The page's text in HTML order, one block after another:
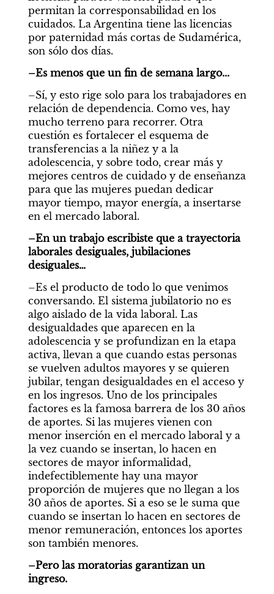
permitan la corresponsabilidad en los
cuidados. La Argentina tiene las licencias
por paternidad más cortas de Sudamérica,
son sólo dos días.
–Es menos que un fin de semana largo...
–Sí, y esto rige solo para los trabajadores en
relación de dependencia. Como ves, hay
mucho terreno para recorrer. Otra
cuestión es fortalecer el esquema de
transferencias a la niñez y a la
adolescencia, y sobre todo, crear más y
mejores centros de cuidado y de enseñanza
para que las mujeres puedan dedicar
mayor tiempo, mayor energía, a insertarse
en el mercado laboral.
–En un trabajo escribiste que a trayectoria
laborales desiguales, jubilaciones
desiguales…
–Es el producto de todo lo que venimos
conversando. El sistema jubilatorio no es
algo aislado de la vida laboral. Las
desigualdades que aparecen en la
adolescencia y se profundizan en la etapa
activa, llevan a que cuando estas personas
se vuelven adultos mayores y se quieren
jubilar, tengan desigualdades en el acceso y
en los ingresos. Uno de los principales
factores es la famosa barrera de los 30 años
de aportes. Si las mujeres vienen con
menor inserción en el mercado laboral y a
la vez cuando se insertan, lo hacen en
sectores de mayor informalidad,
indefectiblemente hay una mayor
proporción de mujeres que no llegan a los
30 años de aportes. Si a eso se le suma que
cuando se insertan lo hacen en sectores de
menor remuneración, entonces los aportes
son también menores.
–Pero las moratorias garantizan un
ingreso.